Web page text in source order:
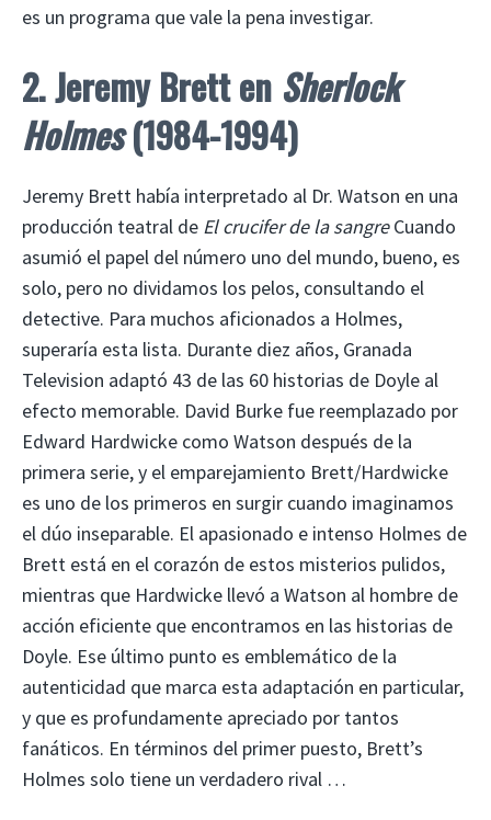
es un programa que vale la pena investigar.
2. Jeremy Brett en Sherlock
Holmes(1984-1994)
Jeremy Brett había interpretado al Dr. Watson en una
producción teatral de El crucifer de la sangreCuando
asumió el papel del número uno del mundo, bueno, es
solo, pero no dividamos los pelos, consultando el
detective. Para muchos aficionados a Holmes,
superaría esta lista. Durante diez años, Granada
Television adaptó 43 de las 60 historias de Doyle al
efecto memorable. David Burke fue reemplazado por
Edward Hardwicke como Watson después de la
primera serie, y el emparejamiento Brett/Hardwicke
es uno de los primeros en surgir cuando imaginamos
el dúo inseparable. El apasionado e intenso Holmes de
Brett está en el corazón de estos misterios pulidos,
mientras que Hardwicke llevó a Watson al hombre de
acción eficiente que encontramos en las historias de
Doyle. Ese último punto es emblemático de la
autenticidad que marca esta adaptación en particular,
y que es profundamente apreciado por tantos
fanáticos. En términos del primer puesto, Brett’s
Holmes solo tiene un verdadero rival …